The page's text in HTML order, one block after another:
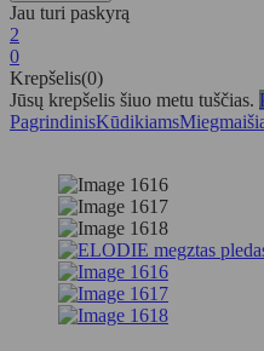
Jau turi paskyrą
2
0
Krepšelis(0)
Jūsų krepšelis šiuo metu tuščias.
PagrindinisKūdikiams